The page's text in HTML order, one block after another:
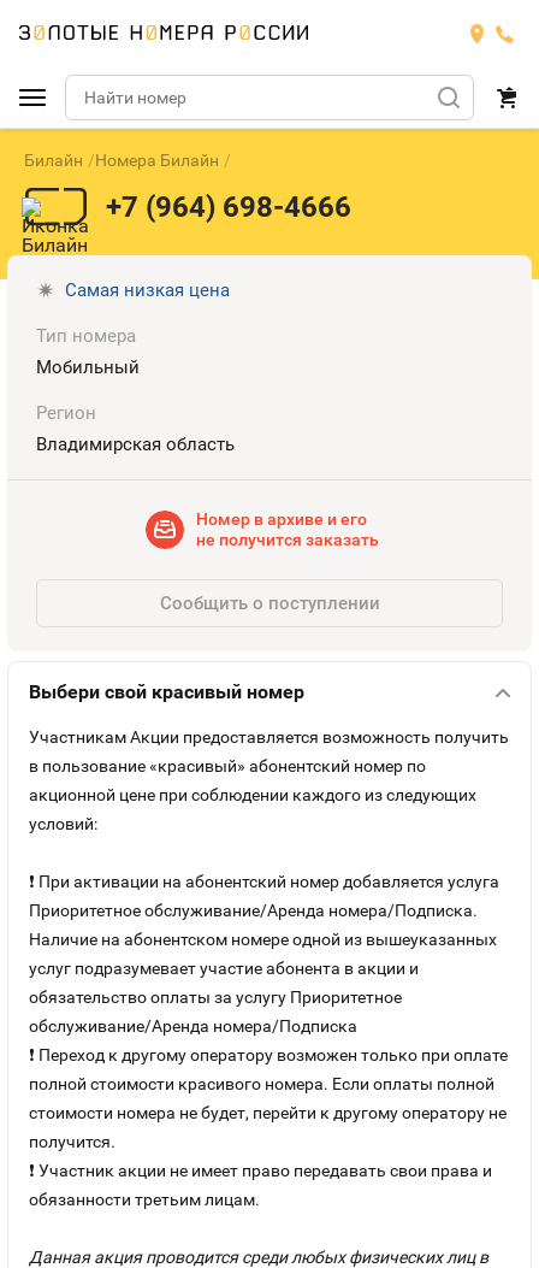
Подобрать номер
МТС
МТС
Тарифы
Номера
Билайн
БИЛАЙН
Номера
Мегафон
МЕГАФОН
Тарифы
Йота
Устройства
Билайн Номера Билайн
+7 (964) 698-4666
Самая низкая цена
Тип номера
Мобильный
Регион
Владимирская область
Номер в архиве и его
не получится заказать
Сообщить о поступлении
Выбери свой красивый номер
Участникам Акции предоставляется возможность получить
в пользование «красивый» абонентский номер по
акционной цене при соблюдении каждого из следующих
условий:
❗ При активации на абонентский номер добавляется услуга
Приоритетное обслуживание/Аренда номера/Подписка.
Наличие на абонентском номере одной из вышеуказанных
услуг подразумевает участие абонента в акции и
обязательство оплаты за услугу Приоритетное
обслуживание/Аренда номера/Подписка
❗ Переход к другому оператору возможен только при оплате
полной стоимости красивого номера. Если оплаты полной
стоимости номера не будет, перейти к другому оператору не
получится.
❗ Участник акции не имеет право передавать свои права и
обязанности третьим лицам.
Данная акция проводится среди любых физических лиц в